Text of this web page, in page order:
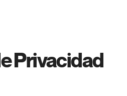
Privacidad